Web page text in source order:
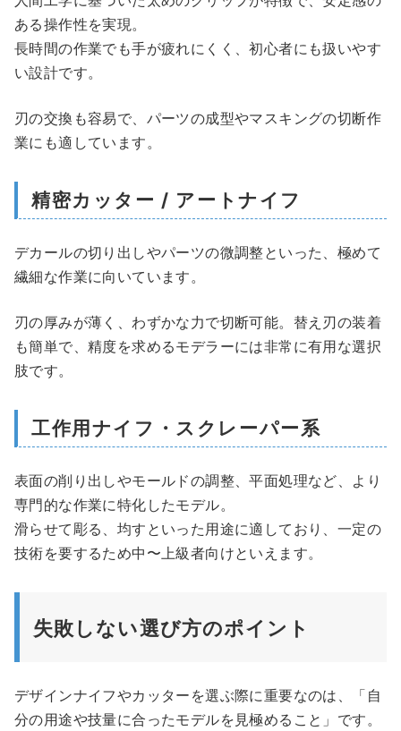
ある操作性を実現。
長時間の作業でも手が疲れにくく、初心者にも扱いやす
い設計です。
刃の交換も容易で、パーツの成型やマスキングの切断作
業にも適しています。
精密カッター / アートナイフ
デカールの切り出しやパーツの微調整といった、極めて
繊細な作業に向いています。
刃の厚みが薄く、わずかな力で切断可能。替え刃の装着
も簡単で、精度を求めるモデラーには非常に有用な選択
肢です。
工作用ナイフ・スクレーパー系
表面の削り出しやモールドの調整、平面処理など、より
専門的な作業に特化したモデル。
滑らせて彫る、均すといった用途に適しており、一定の
技術を要するため中〜上級者向けといえます。
失敗しない選び方のポイント
デザインナイフやカッターを選ぶ際に重要なのは、「自
分の用途や技量に合ったモデルを見極めること」です。